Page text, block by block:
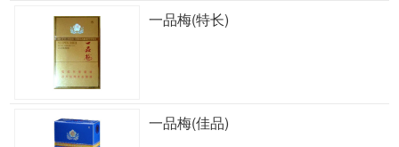
一品梅(特长)
一品梅(佳品)